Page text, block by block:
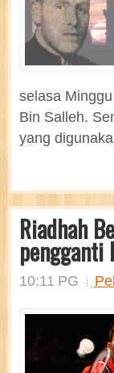
selasa
Bin Salleh.
yang
Riadhah
pengganti
10:11 PG